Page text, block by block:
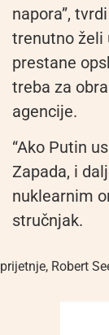
napora”,
trenutno želi
prestane
treba za
agencije.
“Ako Putin
Zapada, i
nuklearnim
stručnjak.
prijetnje, Robert